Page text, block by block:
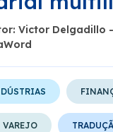
Victor Delgadillo
VAREJO